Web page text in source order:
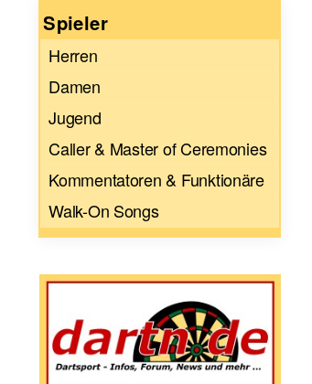
Spieler
Herren
Damen
Jugend
Caller & Master of Ceremonies
Kommentatoren & Funktionäre
Walk-On Songs